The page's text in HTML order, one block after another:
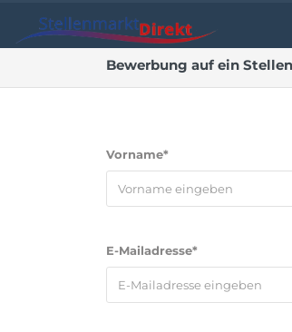
Bewerbung auf ein
Vorname*
E-Mailadresse*